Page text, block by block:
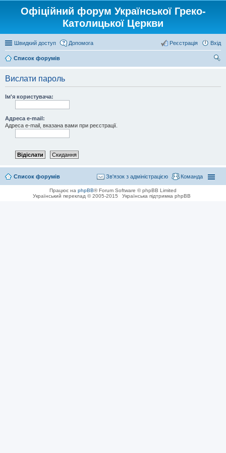
Офіційний форум Української Греко-
Католицької Церкви
Швидкий доступ Допомога Вхід
Реєстрація
Список форумів
Вислати пароль
Ім'я користувача:
Адреса e-mail:
Адреса e-mail, вказана вами при реєстрації.
Список форумів Команда
Зв'язок з адміністрацією
Працює на phpBB® Forum Software © phpBB Limited
Український переклад © 2005-2015
Українська підтримка phpBB